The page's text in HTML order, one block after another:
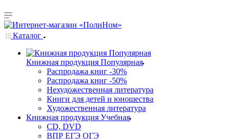
Каталог
Книжная продукция Популярная
Распродажа книг -30%
Распродажа книг -50%
Нехудожественная литература
Книги для детей и юношества
Художественная литература
Книжная продукция Учебная
CD, DVD
ВПР ЕГЭ ОГЭ